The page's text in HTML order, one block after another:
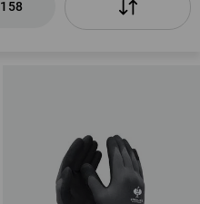
158
So einfach geht’s:
Filter öffnen
Anforderungen gewichten